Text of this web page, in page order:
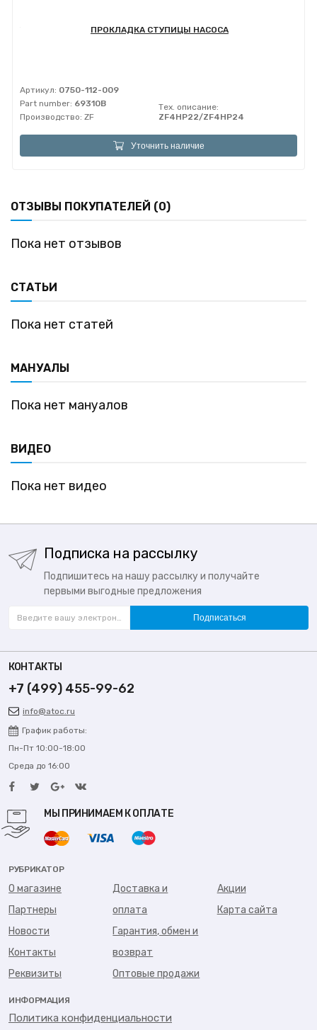
ПРОКЛАДКА СТУПИЦЫ НАСОСА
Артикул: 0750-112-009
Part number: 69310B
Производство: ZF
Тех. описание:
ZF4HP22/ZF4HP24
Уточнить наличие
ОТЗЫВЫ ПОКУПАТЕЛЕЙ (0)
Пока нет отзывов
СТАТЬИ
Пока нет статей
МАНУАЛЫ
Пока нет мануалов
ВИДЕО
Пока нет видео
Подписка на рассылку
Подпишитесь на нашу рассылку и получайте
первыми выгодные предложения
Подписаться
КОНТАКТЫ
+7 (499) 455-99-62
info@atoc.ru
График работы:
Пн-Пт 10:00-18:00
Среда до 16:00
МЫ ПРИНИМАЕМ К ОПЛАТЕ
РУБРИКАТОР
О магазине
Партнеры
Новости
Контакты
Реквизиты
Доставка и
оплата
Гарантия, обмен и
возврат
Оптовые продажи
Акции
Карта сайта
ИНФОРМАЦИЯ
Политика конфиденциальности